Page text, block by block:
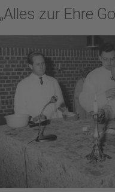
„Alles zur Ehre